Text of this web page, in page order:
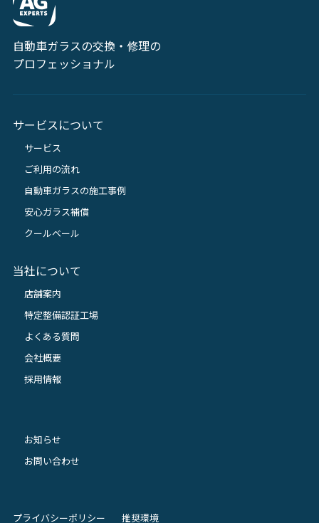
自動車ガラスの交換・修理の
プロフェッショナル
サービスについて
サービス
ご利用の流れ
自動車ガラスの施工事例
安心ガラス補償
クールベール
当社について
店舗案内
特定整備認証工場
よくある質問
会社概要
採用情報
お知らせ
お問い合わせ
プライバシーポリシー 推奨環境